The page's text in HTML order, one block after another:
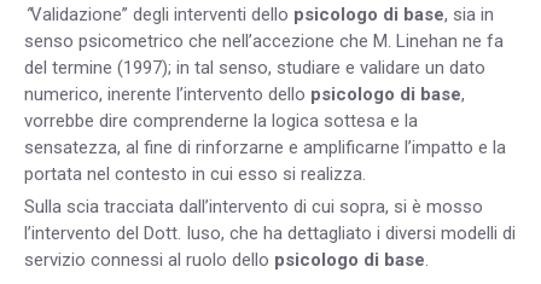
“Validazione” degli interventi dello psicologo di base, sia in
senso psicometrico che nell’accezione che M. Linehan ne fa
del termine (1997); in tal senso, studiare e validare un dato
numerico, inerente l’intervento dello psicologo di base,
vorrebbe dire comprenderne la logica sottesa e la
sensatezza, al fine di rinforzarne e amplificarne l’impatto e la
portata nel contesto in cui esso si realizza.
Sulla scia tracciata dall’intervento di cui sopra, si è mosso
l’intervento del Dott. Iuso, che ha dettagliato i diversi modelli di
servizio connessi al ruolo dello psicologo di base.